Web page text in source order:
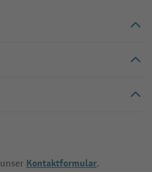
Kontaktformular.